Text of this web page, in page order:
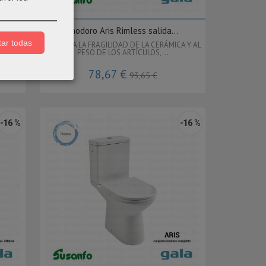
Y AL
Inodoro Aris Rimless salida...
DEBIDO A LA FRAGILIDAD DE LA CERÁMICA Y AL
PESO DE LOS ARTÍCULOS,...
78,67 € 93,65 €
-16 % -16 %
todas